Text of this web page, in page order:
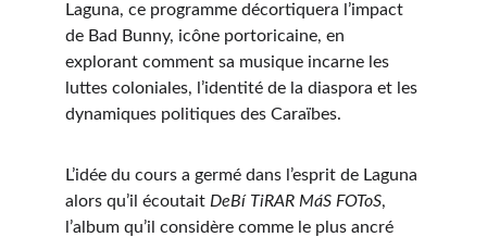
Laguna, ce programme décortiquera l’impact
de Bad Bunny, icône portoricaine, en
explorant comment sa musique incarne les
luttes coloniales, l’identité de la diaspora et les
dynamiques politiques des Caraïbes.
L’idée du cours a germé dans l’esprit de Laguna
alors qu’il écoutait DeBí TiRAR MáS FOToS,
l’album qu’il considère comme le plus ancré